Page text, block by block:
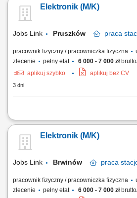
diagnozowanie podstawowych usterek;
podzespołów elektronicznych; Testowanie i
Elektronik (M/K)
Jobs Link Pruszków praca
pracownik fizyczny / pracowniczka fizyczna
zlecenie
pełny etat 6 000 - 7 000 zł
aplikuj szybko
aplikuj bez CV
3 dni
- Proste prace montażowe i serwisowe
diagnozowanie podstawowych usterek;
podzespołów elektronicznych; Testowanie i
Elektronik (M/K)
Jobs Link Brwinów praca
pracownik fizyczny / pracowniczka fizyczna
zlecenie
pełny etat 6 000 - 7 000 zł